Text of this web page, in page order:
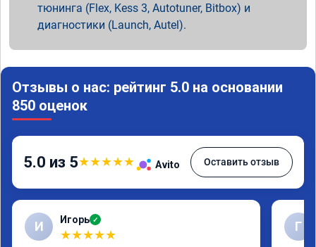
тюнинга (Flex, Kess 3, Autotuner, Bitbox) и
диагностики (Launch, Autel).
Отзывы о нас: рейтинг 5.0 на основании
850 оценок
5.0 из 5★★★★★ Avito Оставить отзыв
И Игорь ✓
★★★★★
Г